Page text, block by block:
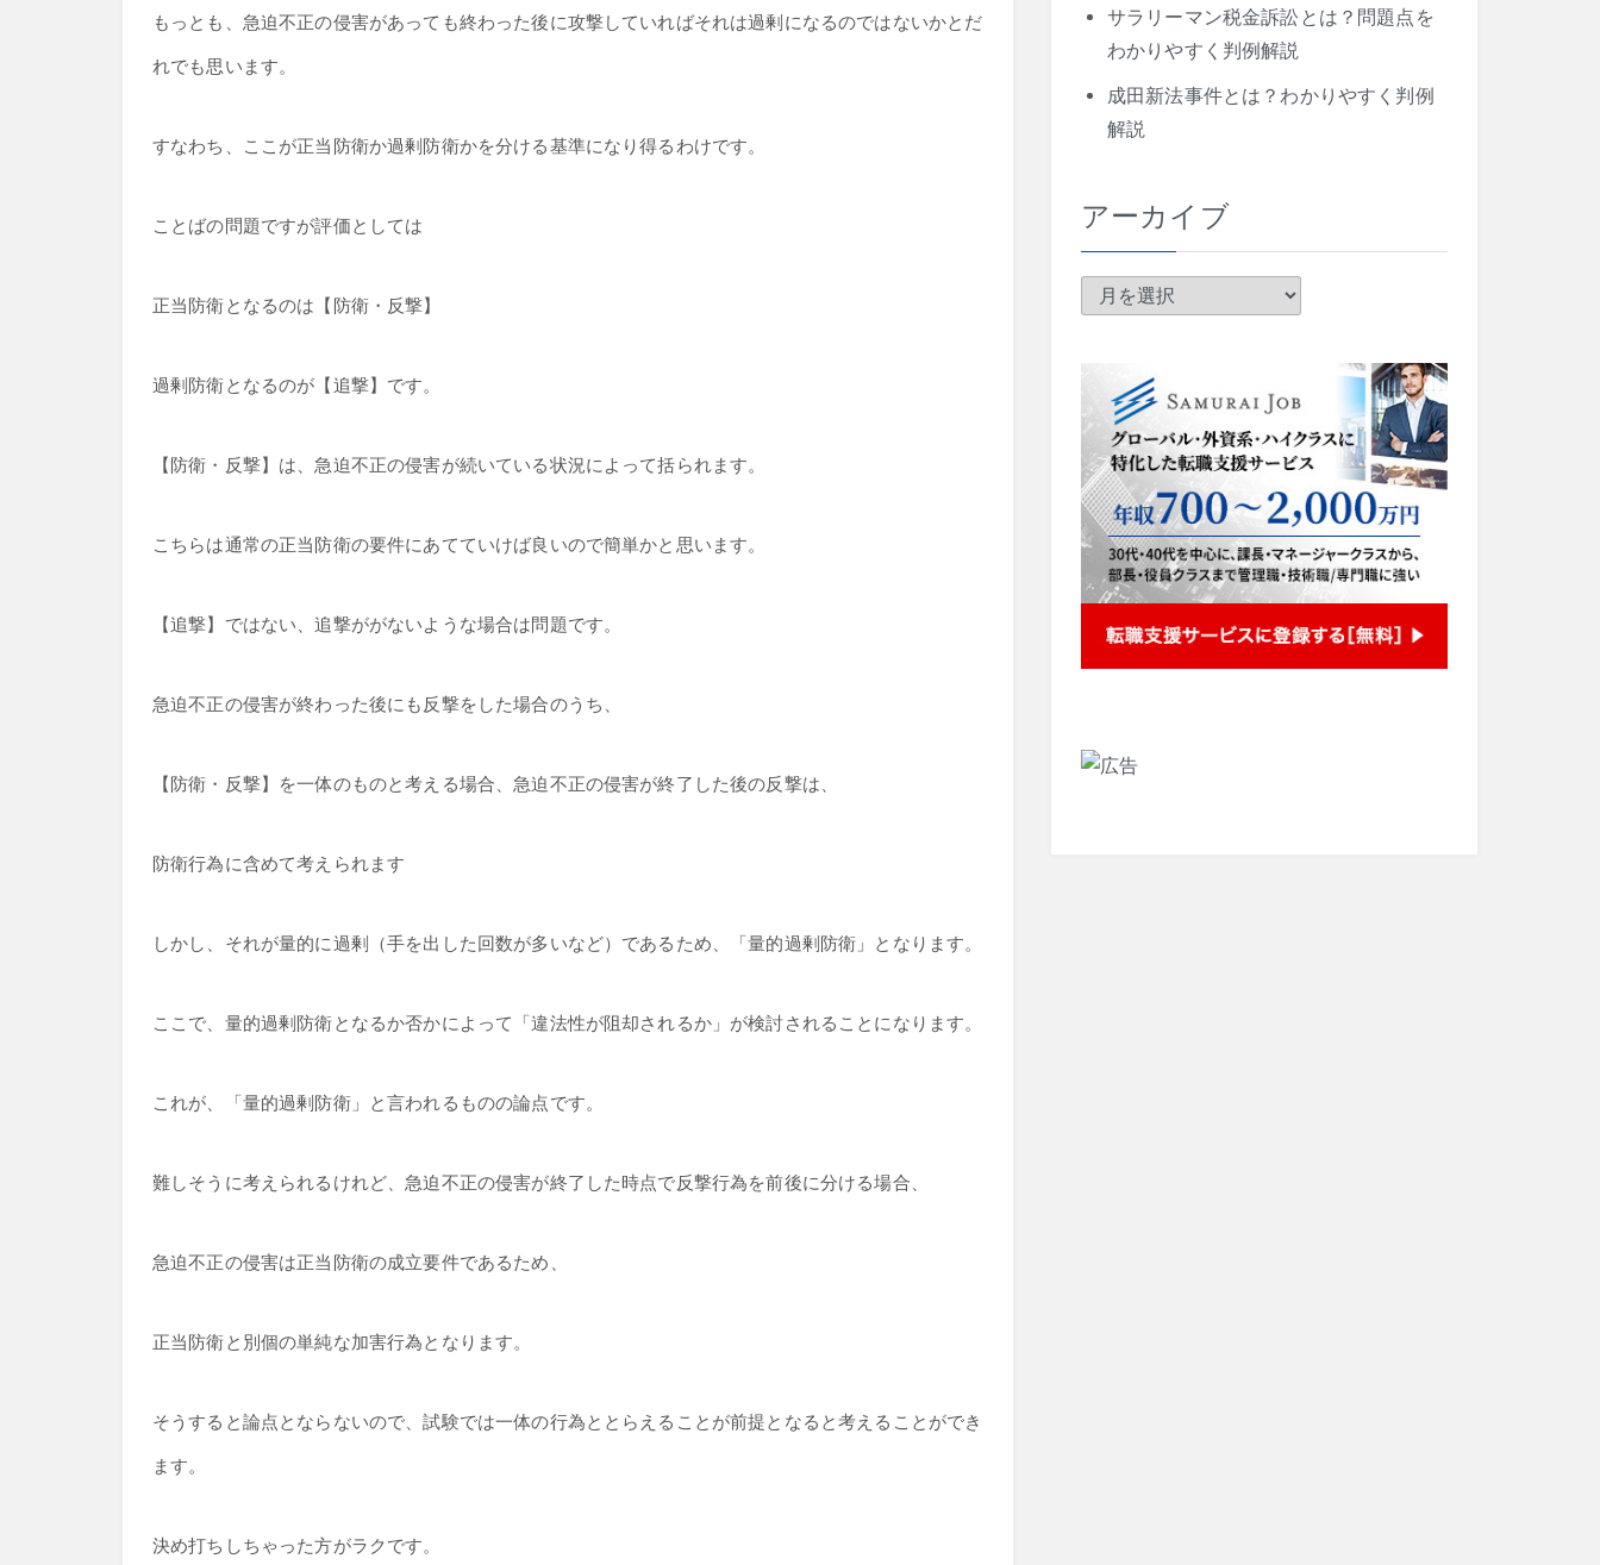
もっとも、急迫不正の侵害があっても終わった後に攻撃していればそれは過剰になるのではないかとだ
れでも思います。
すなわち、ここが正当防衛か過剰防衛かを分ける基準になり得るわけです。
ことばの問題ですが評価としては
正当防衛となるのは【防衛・反撃】
過剰防衛となるのが【追撃】です。
【防衛・反撃】は、急迫不正の侵害が続いている状況によって括られます。
こちらは通常の正当防衛の要件にあてていけば良いので簡単かと思います。
【追撃】ではない、追撃ががないような場合は問題です。
急迫不正の侵害が終わった後にも反撃をした場合のうち、
【防衛・反撃】を一体のものと考える場合、急迫不正の侵害が終了した後の反撃は、
防衛行為に含めて考えられます
しかし、それが量的に過剰（手を出した回数が多いなど）であるため、「量的過剰防衛」となります。
ここで、量的過剰防衛となるか否かによって「違法性が阻却されるか」が検討されることになります。
これが、「量的過剰防衛」と言われるものの論点です。
難しそうに考えられるけれど、急迫不正の侵害が終了した時点で反撃行為を前後に分ける場合、
急迫不正の侵害は正当防衛の成立要件であるため、
正当防衛と別個の単純な加害行為となります。
そうすると論点とならないので、試験では一体の行為ととらえることが前提となると考えることができ
ます。
決め打ちしちゃった方がラクです。
サラリーマン税金訴訟とは？問題点を
わかりやすく判例解説
成田新法事件とは？わかりやすく判例
解説
アーカイブ
ブ